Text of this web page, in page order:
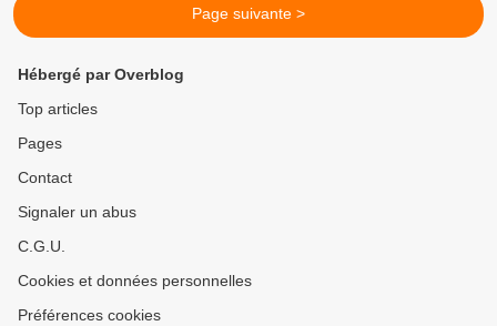
Page suivante >
Hébergé par Overblog
Top articles
Pages
Contact
Signaler un abus
C.G.U.
Cookies et données personnelles
Préférences cookies